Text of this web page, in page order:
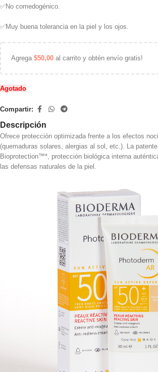
✅No comedogénico.
✅Muy buena tolerancia en la piel y los ojos.
Agrega $50,00 al carrito y obtén envío gratis!
Agotado
Compartir:
Descripción
Ofrece protección optimizada frente a los efectos
(quemaduras solares, alergias al sol, etc.). La
Bioprotection™*, protección biológica interna
las defensas naturales de la piel.